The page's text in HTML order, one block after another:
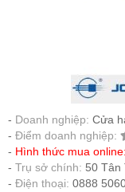
Doanh nghiệp: Cửa
Điểm doanh nghiệp:
Hình thức mua online:
Trụ sở chính: 50 Tân
Điện thoại: 0888